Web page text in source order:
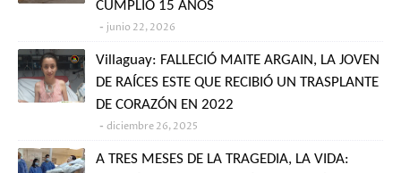
CUMPLIÓ 15 AÑOS
junio 22, 2026
Villaguay: FALLECIÓ MAITE ARGAIN, LA JOVEN
DE RAÍCES ESTE QUE RECIBIÓ UN TRASPLANTE
DE CORAZÓN EN 2022
diciembre 26, 2025
A TRES MESES DE LA TRAGEDIA, LA VIDA: